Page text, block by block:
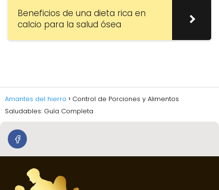
Beneficios de una dieta rica en
calcio para la salud ósea
Amantes del hierro
Control de Porciones y Alimentos
Saludables: Guía Completa